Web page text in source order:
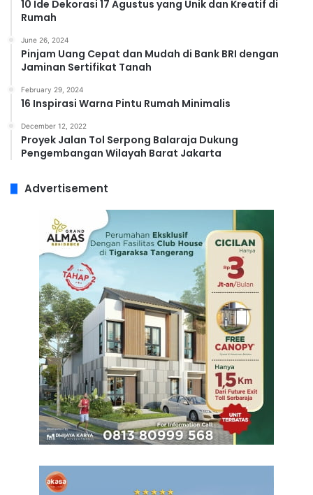
10 Ide Dekorasi 17 Agustus yang Unik dan Kreatif di
Rumah
June 26, 2024
Pinjam Uang Cepat dan Mudah di Bank BRI dengan
Jaminan Sertifikat Tanah
February 29, 2024
16 Inspirasi Warna Pintu Rumah Minimalis
December 12, 2022
Proyek Jalan Tol Serpong Balaraja Dukung
Pengembangan Wilayah Barat Jakarta
Advertisement